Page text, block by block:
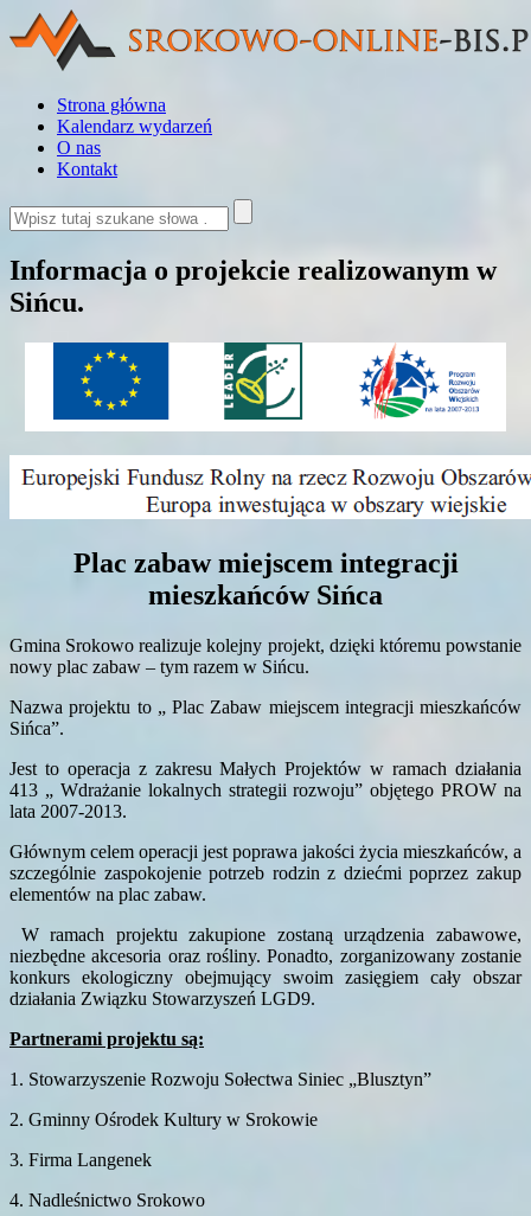
Strona główna
Kalendarz wydarzeń
O nas
Kontakt
Informacja o projekcie realizowanym w
Sińcu.
Plac zabaw miejscem integracji
mieszkańców Sińca
Gmina Srokowo realizuje kolejny projekt, dzięki któremu powstanie
nowy plac zabaw – tym razem w Sińcu.
Nazwa projektu to „ Plac Zabaw miejscem integracji mieszkańców
Sińca”.
Jest to operacja z zakresu Małych Projektów w ramach działania
413 „ Wdrażanie lokalnych strategii rozwoju” objętego PROW na
lata 2007-2013.
Głównym celem operacji jest poprawa jakości życia mieszkańców, a
szczególnie zaspokojenie potrzeb rodzin z dziećmi poprzez zakup
elementów na plac zabaw.
W ramach projektu zakupione zostaną urządzenia zabawowe,
niezbędne akcesoria oraz rośliny. Ponadto, zorganizowany zostanie
konkurs ekologiczny obejmujący swoim zasięgiem cały obszar
działania Związku Stowarzyszeń LGD9.
Partnerami projektu są:
1. Stowarzyszenie Rozwoju Sołectwa Siniec „Blusztyn”
2. Gminny Ośrodek Kultury w Srokowie
3. Firma Langenek
4. Nadleśnictwo Srokowo